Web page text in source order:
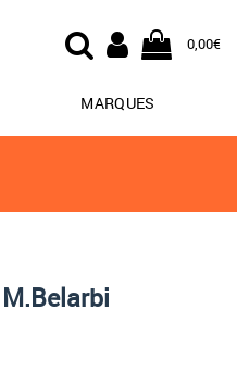
0,00€
MARQUES